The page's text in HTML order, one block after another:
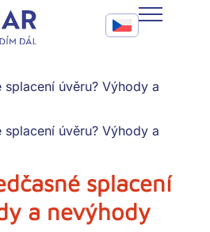
úvěru? Výhody a nevýhody
Call To Action
úvěru? Výhody a
splacení
a nevýhody